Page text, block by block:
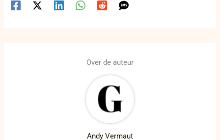
Over de auteur
Andy Vermaut